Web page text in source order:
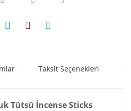
Taksit Seçenekleri
Tütsü İncense Sticks